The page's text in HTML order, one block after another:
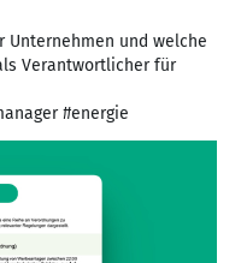
Unternehmen und welche
Verantwortlicher für
#energie